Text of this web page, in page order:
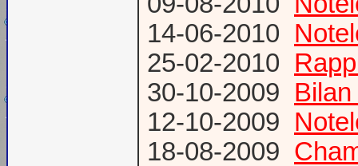
14-06-2010
25-02-2010
30-10-2009
12-10-2009
18-08-2009